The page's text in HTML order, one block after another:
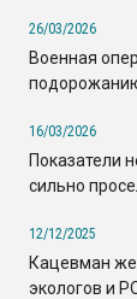
26/03/2026
Военная
16/03/2026
Показатели
сильно
12/12/2025
Кацевман
экологов и